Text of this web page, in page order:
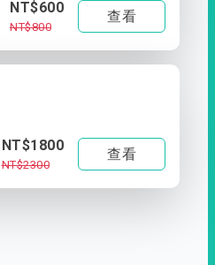
NT$600
NT$800
查看
NT$1800
NT$2300
查看